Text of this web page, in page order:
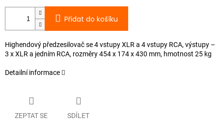
Přidat do košíku
Highendový předzesilovač se 4 vstupy XLR a 4 vstupy RCA, výstupy –
3 x XLR a jedním RCA, rozměry 454 x 174 x 430 mm, hmotnost 25 kg
Detailní informace
ZEPTAT SE SDÍLET